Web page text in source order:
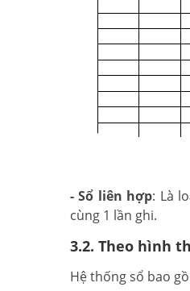
- Sổ liên hợp: Là
cùng 1 lần ghi.
3.2. Theo hình
Hệ thống sổ bao